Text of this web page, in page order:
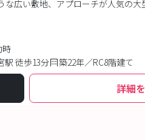
広い敷地、アプローチが人気の
時
駅 徒歩13分 築22年／RC8階建て
詳細